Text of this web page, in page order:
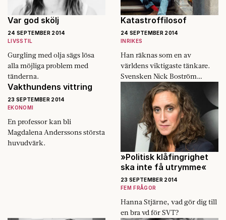
Var god skölj
24 SEPTEMBER 2014
LIVSSTIL
Gurgling med olja sägs lösa
alla möjliga problem med
tänderna.
Katastroffilosof
24 SEPTEMBER 2014
INRIKES
Han räknas som en av
världens viktigaste tänkare.
Svensken Nick Boström
forskar på hur vi ska agera om
en superintelligens tar över
jorden.
Vakthundens vittring
23 SEPTEMBER 2014
EKONOMI
En professor kan bli
Magdalena Anderssons största
huvudvärk.
»Politisk klåfingrighet
ska inte få utrymme«
23 SEPTEMBER 2014
FEM FRÅGOR
Hanna Stjärne, vad gör dig till
en bra vd för SVT?